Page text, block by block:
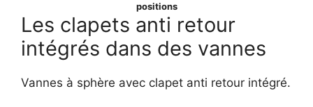
positions
Les clapets anti retour
intégrés dans des vannes
Vannes à sphère avec clapet anti retour intégré.